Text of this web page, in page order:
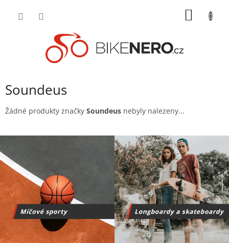
Soundeus
Žádné produkty značky Soundeus nebyly nalezeny...